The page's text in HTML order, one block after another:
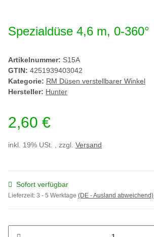
Spezialdüse 4,6 m, 0-360°
Artikelnummer: S15A
GTIN: 4251939403042
Kategorie: RM Düsen verstellbarer Winkel
Hersteller: Hunter
2,60 €
inkl. 19% USt. , zzgl. Versand
Sofort verfügbar
Lieferzeit: 3 - 5 Werktage (DE - Ausland abweichend)